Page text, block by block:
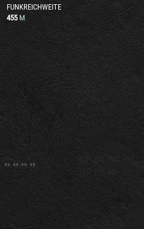
FUNKREICHWEITE
455 M